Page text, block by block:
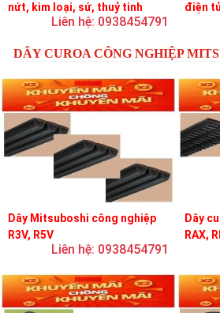
nứt, kim loại, sứ, thuỷ tinh
Liên hệ: 0938454791
điện
DÂY CUROA CÔNG NGHIỆP
Dây Mitsuboshi công nghiệp
R3V, R5V
Liên hệ: 0938454791
Dây
RAX,